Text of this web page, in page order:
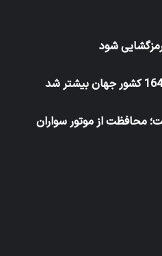
شود
محافظت از موتور سواران